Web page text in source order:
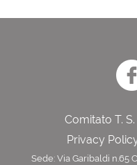
Comitato T. S.
Privacy
Sede: Via Garibaldi n.65